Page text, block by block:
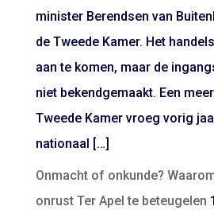
minister Berendsen van
de Tweede Kamer. Het
aan te komen, maar de
niet bekendgemaakt. Een
Tweede Kamer vroeg vorig
nationaal […]
Onmacht of onkunde?
onrust Ter Apel te beteugelen